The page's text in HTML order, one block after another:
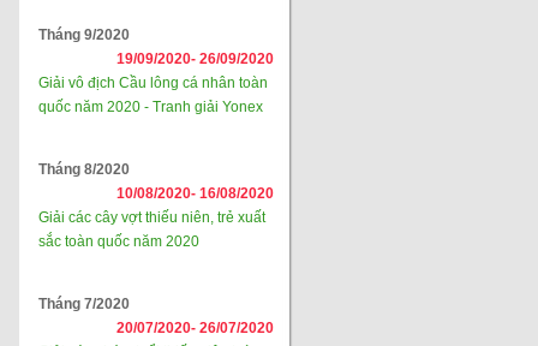
Tháng 9/2020
19/09/2020- 26/09/2020
Giải vô địch Cầu lông cá nhân toàn
quốc năm 2020 - Tranh giải Yonex
Tháng 8/2020
10/08/2020- 16/08/2020
Giải các cây vợt thiếu niên, trẻ xuất
sắc toàn quốc năm 2020
Tháng 7/2020
20/07/2020- 26/07/2020